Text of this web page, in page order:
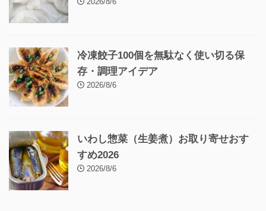
冷凍餃子100個を無駄なく使い切る保
存・調理アイデア
2026/8/6
いわし惣菜（生姜煮）お取り寄せおす
すめ2026
2026/8/6